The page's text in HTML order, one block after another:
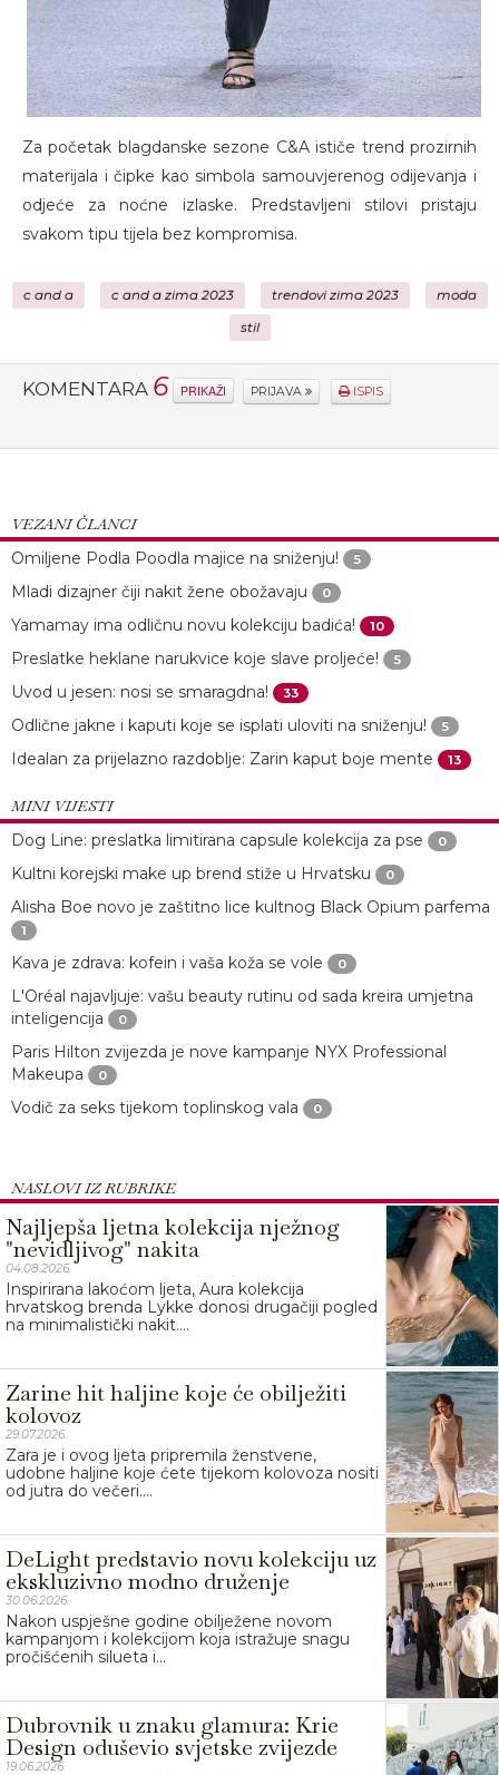
Za početak blagdanske sezone C&A ističe trend prozirnih
materijala i čipke kao simbola samouvjerenog odijevanja i
odjeće za noćne izlaske. Predstavljeni stilovi pristaju
svakom tipu tijela bez kompromisa.
c and a c and a zima 2023 trendovi zima 2023 moda
stil
KOMENTARA 6 PRIKAŽI PRIJAVA ISPIS
VEZANI ČLANCI
Omiljene Podla Poodla majice na sniženju!
5
Mladi dizajner čiji nakit žene obožavaju 0
Yamamay ima odličnu novu kolekciju badića! 10
Preslatke heklane narukvice koje slave proljeće! 5
Uvod u jesen: nosi se smaragdna! 33
Odlične jakne i kaputi koje se isplati uloviti na sniženju! 5
Idealan za prijelazno razdoblje: Zarin kaput boje mente 13
MINI VIJESTI
Dog Line: preslatka limitirana capsule kolekcija za pse
0
Kultni korejski make up brend stiže u Hrvatsku 0
Alisha Boe novo je zaštitno lice kultnog Black Opium parfema
1
Kava je zdrava: kofein i vaša koža se vole 0
L'Oréal najavljuje: vašu beauty rutinu od sada kreira umjetna
inteligencija
0
Paris Hilton zvijezda je nove kampanje NYX Professional
Makeupa
0
Vodič za seks tijekom toplinskog vala 0
NASLOVI IZ RUBRIKE
Najljepša ljetna kolekcija nježnog
"nevidljivog" nakita
04.08.2026.
Inspirirana lakoćom ljeta, Aura kolekcija
hrvatskog brenda Lykke donosi drugačiji pogled
na minimalistički nakit....
Zarine hit haljine koje će obilježiti
kolovoz
29.07.2026.
Zara je i ovog ljeta pripremila ženstvene,
udobne haljine koje ćete tijekom kolovoza nositi
od jutra do večeri....
DeLight predstavio novu kolekciju uz
ekskluzivno modno druženje
30.06.2026.
Nakon uspješne godine obilježene novom
kampanjom i kolekcijom koja istražuje snagu
pročišćenih silueta i...
Dubrovnik u znaku glamura: Krie
Design oduševio svjetske zvijezde
19.06.2026.